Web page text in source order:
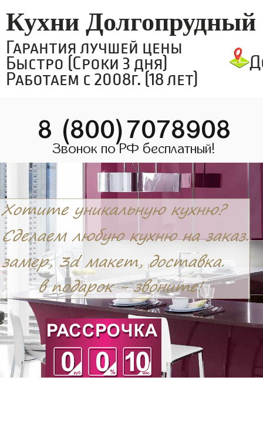
Кухни Долгопрудный
Гарантия лучшей цены
Быстро (Сроки 3 дня)
Работаем с 2008г. (18 лет)
8 (800)7078908
Звонок по РФ бесплатный!